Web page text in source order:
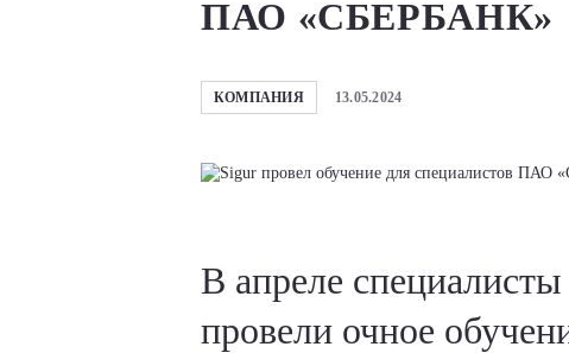
ПАО «СБЕРБАНК»
КОМПАНИЯ 13.05.2024
В апреле
провели очное